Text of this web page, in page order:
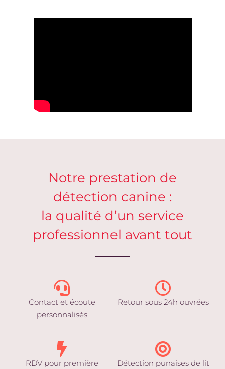
Notre prestation de
détection canine :
la qualité d’un service
professionnel avant tout
Contact et écoute
personnalisés
Retour sous 24h ouvrées
RDV pour première
Détection punaises de lit